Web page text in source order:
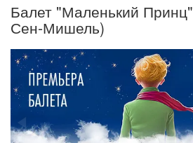
Балет "Маленький
Сен-Мишель)